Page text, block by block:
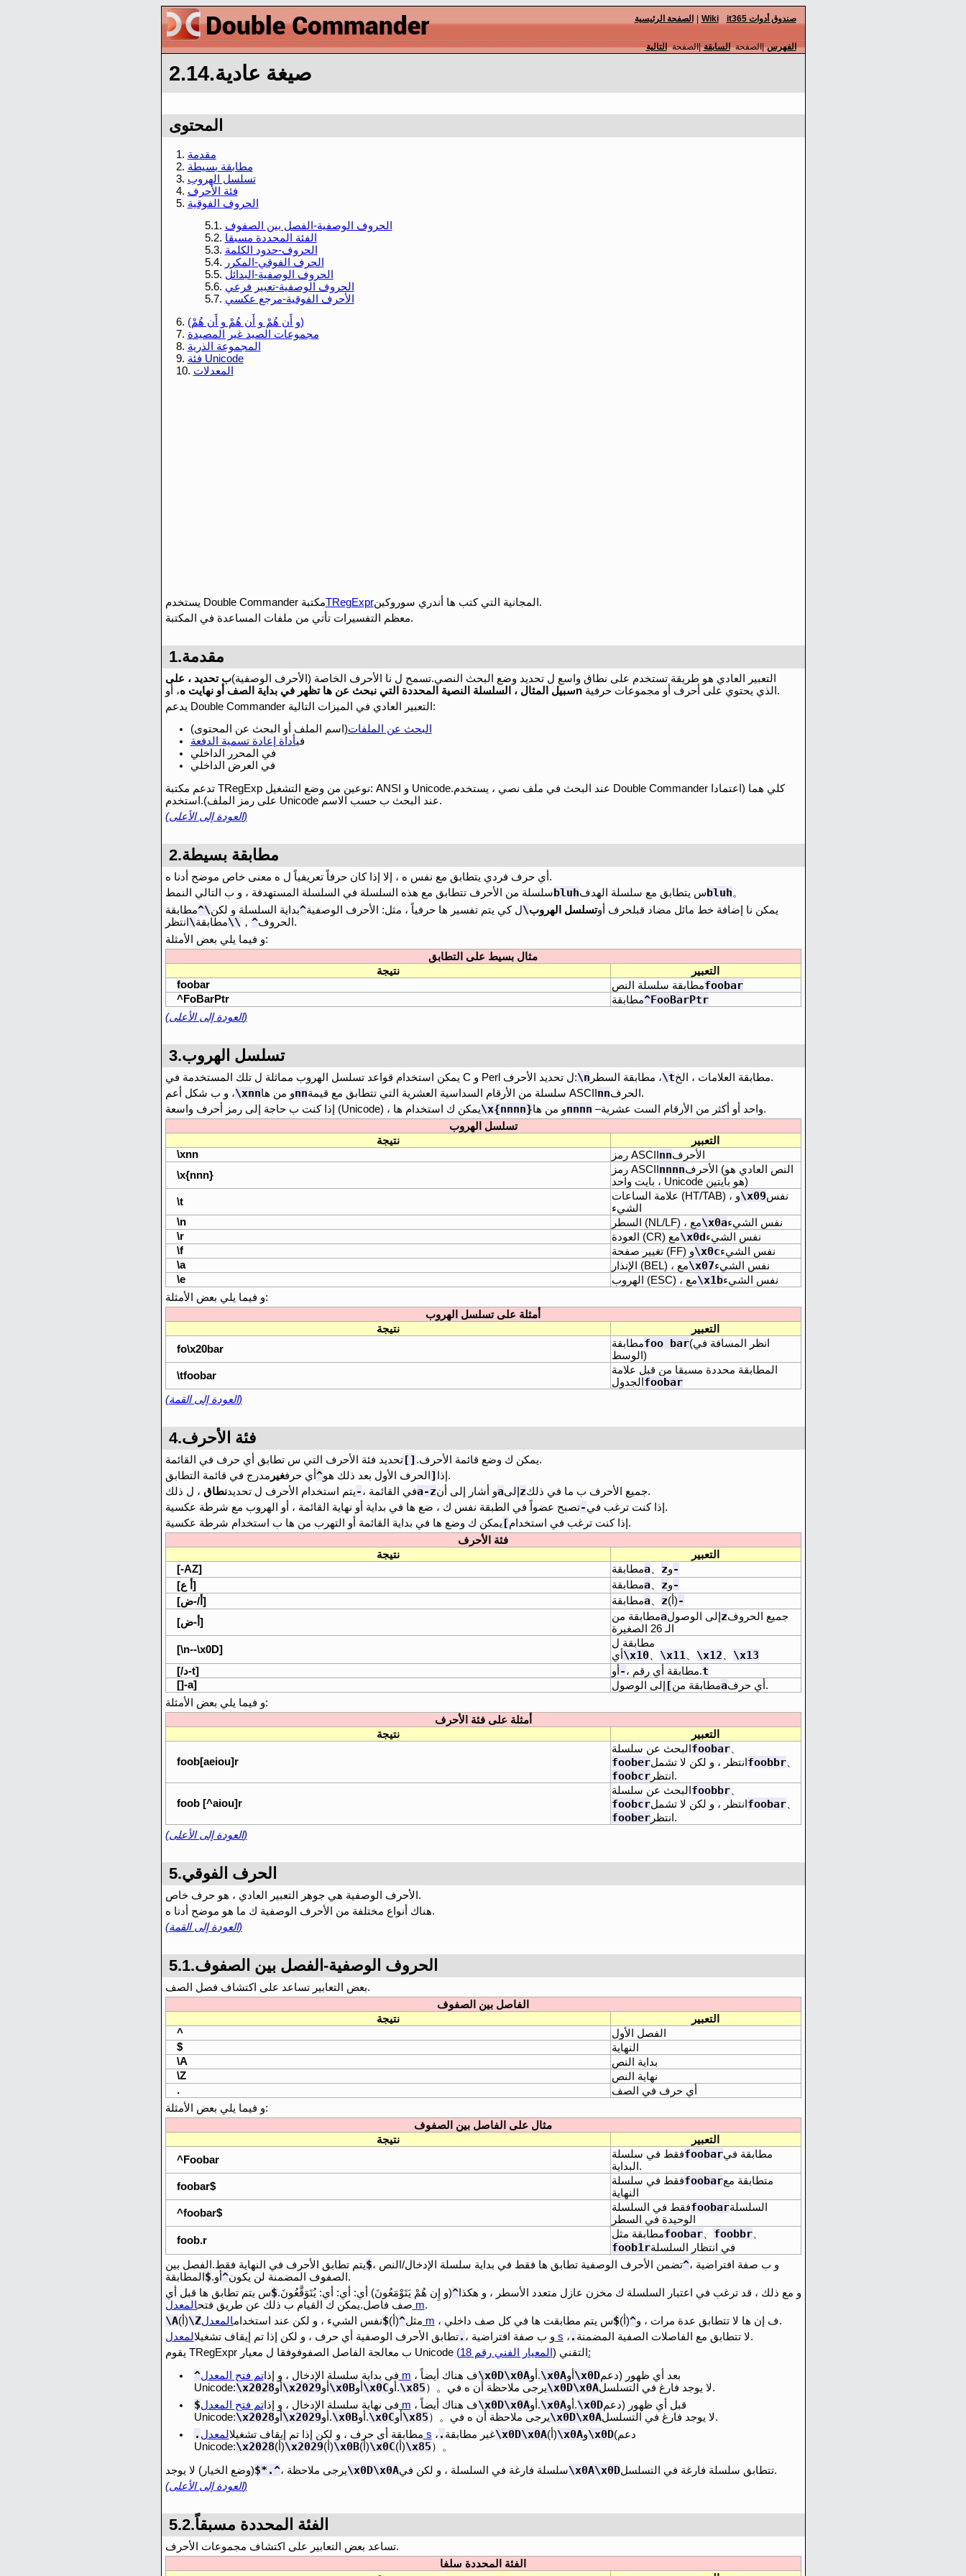
الصفحة الرئيسية Wiki it365 صندوق أدوات
الفهرس |الصفحة السابقة |الصفحة التالية
2.14.صيغة عادية
المحتوى
1. مقدمة
2. مطابقة بسيطة
3. تسلسل الهروب
4. فئة الأحرف
5. الحروف الفوقية
5.1. الحروف الوصفية-الفصل بين الصفوف
5.2. الفئة المحددة مسبقا
5.3. الحروف-حدود الكلمة
5.4. الحرف الفوقي-المكرر
5.5. الحروف الوصفية-البدائل
5.6. الحروف الوصفية-تعبير فرعي
5.7. الأحرف الفوقية-مرجع عكسي
6.
(و أَن هُمْ و أَن هُمْ و أَن هُمْ)
7. مجموعات الصيد غير المصيدة
8. المجموعة الذرية
9.
فئة Unicode
10. المعدلات
يستخدم Double Commander مكتبةTRegExpr
المجانية التي كتب ها أندري سوروكين.
معظم التفسيرات تأتي من ملفات المساعدة في المكتبة.
1.مقدمة
التعبير العادي هو طريقة تستخدم على نطاق واسع ل تحديد وضع البحث النصي.تسمح ل نا الأحرف الخاصة (الأحرف الوصفية)ب تحديد ، على
سبيل المثال ، السلسلة النصية المحددة التي نبحث عن ها تظهر في بداية الصف أو نهايت ه، أو n
الذي يحتوي على أحرف أو مجموعات حرفية.
يدعم Double Commander التعبير العادي في الميزات التالية:
البحث عن الملفات(اسم الملف أو البحث عن المحتوى)
فيأداة إعادة تسمية الدفعة
في المحرر الداخلي
في العرض الداخلي
تدعم مكتبة TRegExp نوعين من وضع التشغيل: ANSI و Unicode.عند البحث في ملف نصي ، يستخدم Double Commander كلي هما (اعتمادا
على رمز الملف).استخدم Unicode عند البحث ب حسب الاسم.
(العودة إلى الأعلى)
2.مطابقة بسيطة
أي حرف فردي يتطابق مع نفس ه ، إلا إذا كان حرفاً تعريفياً ل ه معنى خاص موضح أدنا ه.
سلسلة من الأحرف تتطابق مع هذه السلسلة في السلسلة المستهدفة ، و ب التالي النمطbluhس يتطابق مع سلسلة الهدفbluh。
يمكن نا إضافة خط مائل مضاد قبلحرف أوتسلسل الهروب\ل كي يتم تفسير ها حرفياً ، مثل: الأحرف الوصفية^بداية السلسلة و لكن\^مطابقة
الحروف^
，
\\مطابقة\
انتظر.
و فيما يلي بعض الأمثلة:
مثال بسيط على التطابق
نتيجة
التعبير
foobar
مطابقة سلسلة النصfoobar
^FoBarPtr مطابقة^FooBarPtr
(العودة إلى الأعلى)
3.تسلسل الهروب
يمكن استخدام قواعد تسلسل الهروب مماثلة ل تلك المستخدمة في C و Perl ل تحديد الأحرف:\n مطابقة السطر ،\t
مطابقة العلامات ، الخ.
و ب شكل أعم ،\xnnو من هاnn سلسلة من الأرقام السداسية العشرية التي تتطابق مع قيمة ASCII nn
الحرف.
إذا كنت ب حاجة إلى رمز أحرف واسعة (Unicode) ، يمكن ك استخدام ها\x{nnnn}و من هاnnnn
–واحد أو أكثر من الأرقام الست عشرية.
تسلسل الهروب
نتيجة
التعبير
\xnn
رمز ASCII nnالأحرف
\x{nnn}
رمز ASCII nnnnالأحرف (النص العادي هو
بايت واحد ، Unicode هو بايتين)
\t
علامة الساعات (HT/TAB) ، و\x09نفس
الشيء
\n
السطر (NL/LF) ، مع\x0aنفس الشيء
\r
العودة (CR) مع\x0dنفس الشيء
\f
تغيير صفحة (FF) و\x0cنفس الشيء
\a
الإنذار (BEL) ، مع\x07نفس الشيء
\e
الهروب (ESC) ، مع\x1bنفس الشيء
و فيما يلي بعض الأمثلة:
أمثلة على تسلسل الهروب
نتيجة
التعبير
fo\x20bar
مطابقةfoo bar(انظر المسافة في
الوسط)
\tfoobar
المطابقة محددة مسبقا من قبل علامة
الجدول foobar
(العودة إلى القمة)
4.فئة الأحرف
يمكن ك وضع قائمة الأحرف. []
تحديد فئة الأحرف التي س تطابق أي حرف في القائمة.
إذا [ الحرف الأول بعد ذلك هو^ أي حرفغير
مدرج في قائمة التطابق.
في القائمة ،-يتم استخدام الأحرف ل تحديدنطاق ، ل ذلك a-zو أشار إلى أنaإلى z
جميع الأحرف ب ما في ذلك.
إذا كنت ترغب في-
تصبح عضواً في الطبقة نفس ك ، ضع ها في بداية أو نهاية القائمة ، أو الهروب مع شرطة عكسية.
إذا كنت ترغب في استخدام]
يمكن ك وضع ها في بداية القائمة أو التهرب من ها ب استخدام شرطة عكسية.
فئة الأحرف
نتيجة
التعبير
[-AZ]
مطابقةa、 zو-
[أ ع] مطابقةa、 zو-
[أ/-ض] مطابقةa、 z (أ)-
[أ-ض] مطابقة منaإلى الوصول zجميع الحروف
الـ 26 الصغيرة
[\n--\x0D]
مطابقة ل
أي \x10、 \x11 \x12 \x13
[/د-t] مطابقة أي رقم ،- أو.t
[]-a] مطابقة من] إلى الوصول a
أي حرف.
و فيما يلي بعض الأمثلة:
أمثلة على فئة الأحرف
نتيجة
التعبير
foob[aeiou]r
البحث عن سلسلة foobar、
fooberانتظر ، و لكن لا تشمل foobbr、
foobcr انتظر.
foob [^aiou]r
البحث عن سلسلة foobbr、
foobcrانتظر ، و لكن لا تشمل foobar、
foober
انتظر.
(العودة إلى الأعلى)
5.الحرف الفوقي
الأحرف الوصفية هي جوهر التعبير العادي ، هو حرف خاص.
هناك أنواع مختلفة من الأحرف الوصفية ك ما هو موضح أدنا ه.
(العودة إلى القمة)
5.1.الحروف الوصفية-الفصل بين الصفوف
بعض التعابير تساعد على اكتشاف فصل الصف.
الفاصل بين الصفوف
نتيجة
التعبير
^
الفصل الأول
$
النهاية
\A
بداية النص
\Z
نهاية النص
.
أي حرف في الصف
و فيما يلي بعض الأمثلة:
مثال على الفاصل بين الصفوف
نتيجة
التعبير
^Foobar
فقط في سلسلةfoobarمطابقة في
البداية.
foobar$
فقط في سلسلةfoobarمتطابقة مع
النهاية
^foobar$
فقط في السلسلةfoobarالسلسلة
الوحيدة في السطر
foob.r
مطابقة مثلfoobar、 foobbr、
foob1rفي انتظار السلسلة
و ب صفة افتراضية ،^تضمن الأحرف الوصفية تطابق ها فقط في بداية سلسلة الإدخال/النص ،$يتم تطابق الأحرف في النهاية فقط.الفصل بين
الصفوف المضمنة لن يكون^ أو.$
المطابقة.
و مع ذلك ، قد ترغب في اعتبار السلسلة ك مخزن عازل متعدد الأسطر ، و هكذا^(و إِن هُمْ يَتَوْمَعُونَ) أي: أي: أي: يُتَوَقَّعُونَ.$س يتم تطابق ها قبل أي
صف فاصل.يمكن ك القيام ب ذلك عن طريق فتح المعدل m.
\A (أ)\Z مثل^(أ)$نفس الشيء ، و لكن عند استخدام المعدل m ، ف إن ها لا تتطابق عدة مرات ، و^(أ)$
س يتم مطابقت ها في كل صف داخلي.
و ب صفة افتراضية ، .تطابق الأحرف الوصفية أي حرف ، و لكن إذا تم إيقاف تشغيل المعدل s ، .
لا تتطابق مع الفاصلات الصفية المضمنة.
يقوم TRegExpr ب معالجة الفاصل الصفوفوفقا ل معيار Unicode التقني ( المعيار الفني رقم 18):
^ في بداية سلسلة الإدخال ، و إذا تم فتح المعدل m ، ف هناك أيضاً\x0D\x0A أو.\x0Aأو\x0Dبعد أي ظهور (دعم
Unicode:\x2028أو\x2029أو\x0Bأو\x0C أو.\x85 ）。يرجى ملاحظة أن ه في\x0D\x0A لا يوجد فارغ في التسلسل.
$ في نهاية سلسلة الإدخال ، و إذا تم فتح المعدل m ، ف هناك أيضاً\x0D\x0A أو.\x0A أو.\x0Dقبل أي ظهور (دعم
Unicode:\x2028أو\x2029 أو.\x0B أو.\x0Cأو\x85 ）。يرجى ملاحظة أن ه في\x0D\x0A لا يوجد فارغ في التسلسل.
. مطابقة أي حرف ، و لكن إذا تم إيقاف تشغيل المعدل s ، . غير مطابقة\x0D\x0A (أ)\x0Aو\x0D(دعم
Unicode:\x2028 (أ)\x2029 (أ)\x0B (أ)\x0C (أ)\x85）。
يرجى ملاحظة ،^.*$(وضع الخيار) لا يوجد \x0D\x0Aسلسلة فارغة في السلسلة ، و لكن في\x0A\x0D
تتطابق سلسلة فارغة في التسلسل.
(العودة إلى الأعلى)
5.2.الفئة المحددة مسبقاً
تساعد بعض التعابير على اكتشاف مجموعات الأحرف.
الفئة المحددة سلفا